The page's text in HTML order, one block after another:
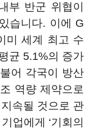
부 반군 위협이
습니다. 이에 G
미 세계 최고 수
균 5.1%의 증가
어 각국이 방산
역량 제약으로
속될 것으로 관
업에게 ‘기회의